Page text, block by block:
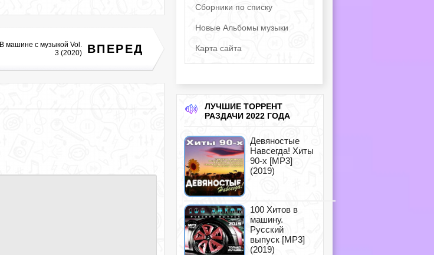
ВПЕРЕД
В машине c музыкой Vol.
3 (2020)
Сборники по списку
Новые Альбомы музыки
Карта сайта
ЛУЧШИЕ ТОРРЕНТ
РАЗДАЧИ 2022 ГОДА
Девяностые
Навсегда! Хиты
90-х [MP3]
(2019)
100 Хитов в
машину.
Русский
выпуск [MP3]
(2019)